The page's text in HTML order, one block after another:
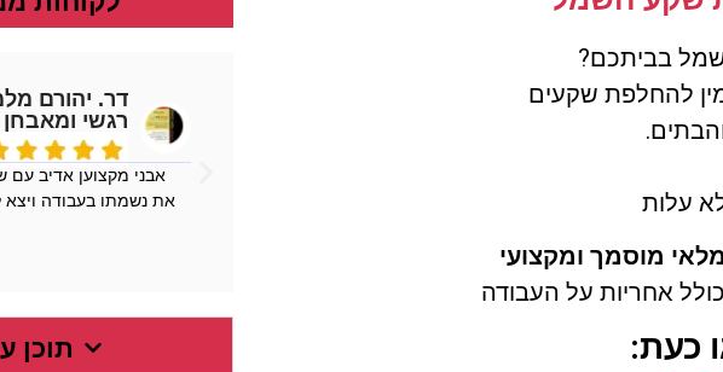
בביתכם?
להחלפת שקעים
עלות
מוסמך ומקצועי
אחריות על העבודה
כעת:
דר. יהורם
רגשי
אבני מקצוען אדיב עם
את נשמתו בעבודה
תוכן